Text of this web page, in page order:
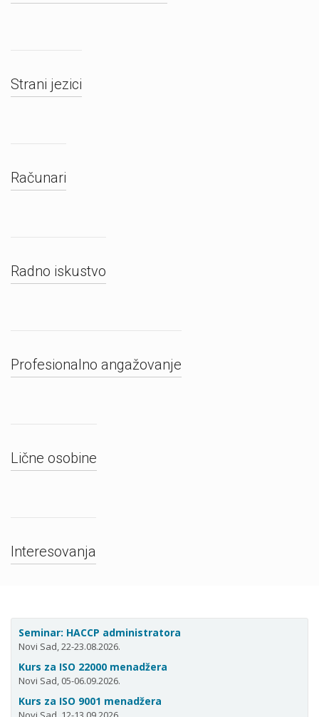
Strani jezici
Računari
Radno iskustvo
Profesionalno angažovanje
Lične osobine
Interesovanja
Seminar: HACCP administratora
Novi Sad, 22-23.08.2026.
Kurs za ISO 22000 menadžera
Novi Sad, 05-06.09.2026.
Kurs za ISO 9001 menadžera